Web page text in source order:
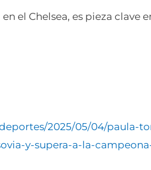
el Chelsea, es pieza clave
2025/05/04/paula-
y-supera-a-la-